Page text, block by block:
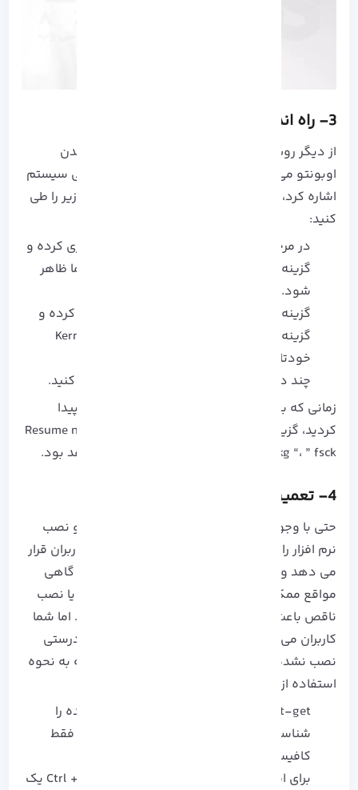
3- راه اندازی در حالت بازیابی
از دیگر روش های کشف و رفع مشکلات نصب نشدن
اوبونتو می توان به دسترسی به حالت های بازیابی سیستم
اشاره کرد، برای دسترسی به این حالت باید مراحل زیر را طی
کنید:
در مرحله اول کامپیوتر خود را مجدداً راه اندازی کرده و
گزینه Shift را نگه دارید تا منو Grub برای شما ظاهر
شود.
گزینه های Advanced را برای Ubuntu انتخاب کرده و
گزینه Recovery Mode را برای نسخه فعلی Kernel
خودتان انتخاب نمایید.
چند دقیقه برای بازیابی اطلاعات اوبونتو صبر کنید.
زمانی که با موفقیت به حالت Recovery دسترسی پیدا
کردید، گزینه هایی مانند ” Resume normal boot “، ” clean
“، ” dpkg “، ” fsck ” برای شما قابل مشاهده خواهد بود.
4- تعمیر بسته ها با apt-get
حتی با وجود اینکه سیستم مدیریت بسته اوبونتو نصب
نرم افزار را به ساده ترین شکل ممکن در اختیار کاربران قرار
می دهد و سیستم را به روز نگه می دارد، باز هم گاهی
مواقع ممکن است در طول فرآیند به روز رسانی و یا نصب
ناقص باعث ایجاد مشکلاتی در سیستم شما شود. اما شما
کاربران می توانید برای تعمیر این بسته ها که به درستی
نصب نشده اند از apt-get استفاده کنید که ادامه به نحوه
استفاده از آن ها اشاره شده است.
apt-get به صورت خودکار مشکلات پیش آمده را
شناسایی کرده و سعی بر حل آن ها می کند، فقط
کافیست دستور را وارد کنید.
برای این کار با فشار دادن کلید های Ctrl + Alt + T یک